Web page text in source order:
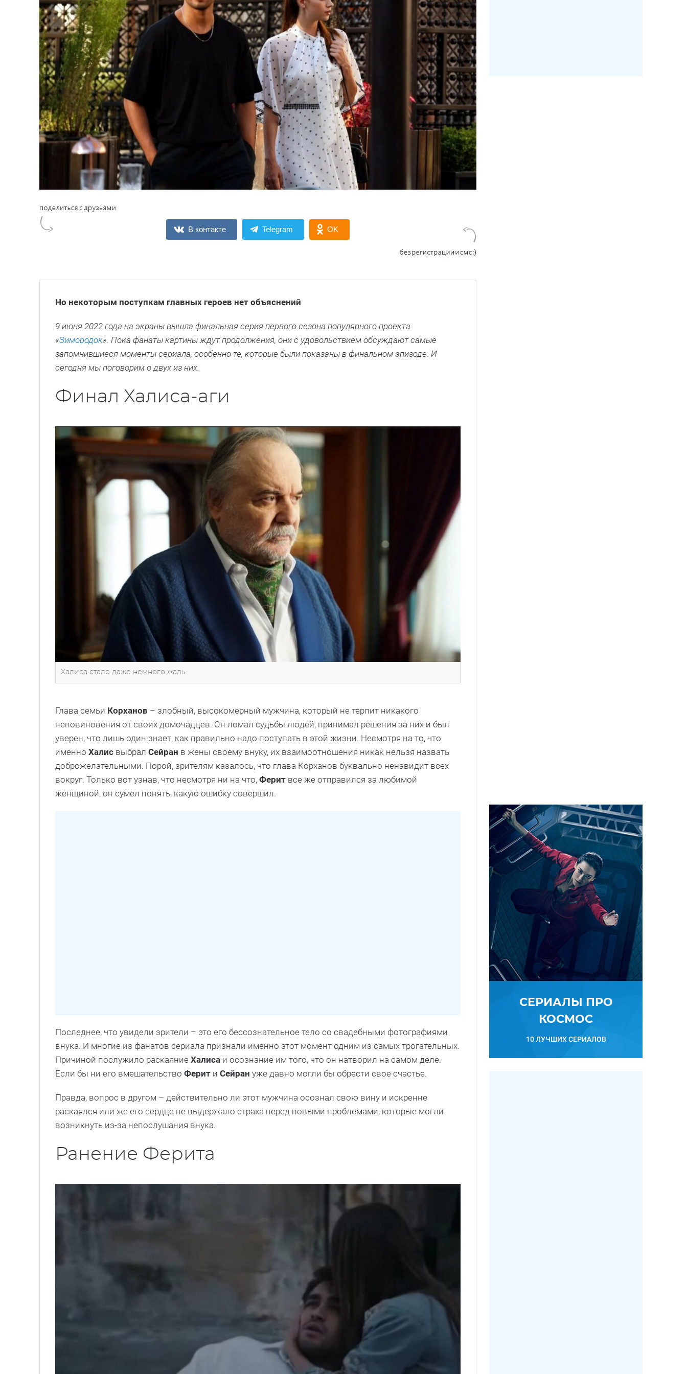
В контакте Telegram OK
Но некоторым поступкам главных героев нет объяснений
9 июня 2022 года на экраны вышла финальная серия первого сезона популярного проекта
«Зимородок». Пока фанаты картины ждут продолжения, они с удовольствием обсуждают самые
запомнившиеся моменты сериала, особенно те, которые были показаны в финальном эпизоде. И
сегодня мы поговорим о двух из них.
Финал Халиса-аги
Халиса стало даже немного жаль
Глава семьи Корханов – злобный, высокомерный мужчина, который не терпит никакого
неповиновения от своих домочадцев. Он ломал судьбы людей, принимал решения за них и был
уверен, что лишь один знает, как правильно надо поступать в этой жизни. Несмотря на то, что
именно Халис выбрал Сейран в жены своему внуку, их взаимоотношения никак нельзя назвать
доброжелательными. Порой, зрителям казалось, что глава Корханов буквально ненавидит всех
вокруг. Только вот узнав, что несмотря ни на что, Ферит все же отправился за любимой
женщиной, он сумел понять, какую ошибку совершил.
Последнее, что увидели зрители – это его бессознательное тело со свадебными фотографиями
внука. И многие из фанатов сериала признали именно этот момент одним из самых трогательных.
Причиной послужило раскаяние Халиса и осознание им того, что он натворил на самом деле.
Если бы ни его вмешательство Ферит и Сейран уже давно могли бы обрести свое счастье.
Правда, вопрос в другом – действительно ли этот мужчина осознал свою вину и искренне
раскаялся или же его сердце не выдержало страха перед новыми проблемами, которые могли
возникнуть из-за непослушания внука.
Ранение Ферита
СЕРИАЛЫ ПРО
КОСМОС
10 ЛУЧШИХ СЕРИАЛОВ